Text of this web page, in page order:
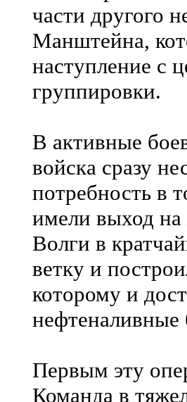
части другого
Манштейна,
наступление с
группировки.
В активные
войска сразу
потребность в
имели выход на
Волги в
ветку и
которому и
нефтеналивные
Первым эту
Команда в